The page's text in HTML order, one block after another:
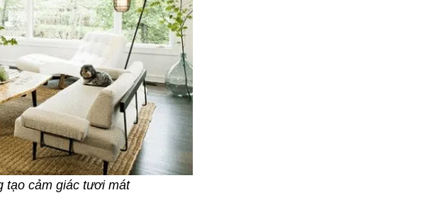
tạo cảm giác tươi mát